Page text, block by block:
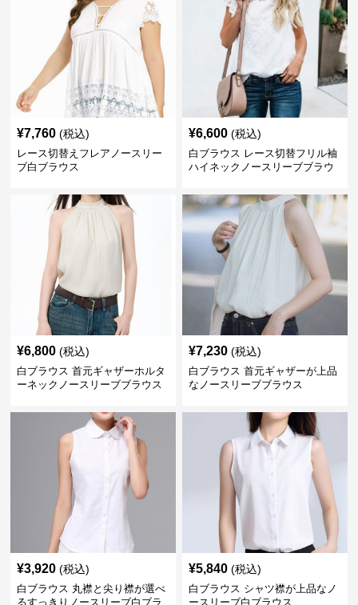
¥7,760 (税込)
レース切替えフレアノースリー
ブ白ブラウス
6,600 (税込)
白ブラウス レース切替フリル袖
ハイネックノースリーブブラウ
ス
6,800 (税込)
白ブラウス 首元ギャザーホルタ
ーネックノースリーブブラウス
7,230 (税込)
白ブラウス 首元ギャザーが上品
なノースリーブブラウス
3,920 (税込)
白ブラウス 丸襟と尖り襟が選べ
るすっきりノースリーブ白ブラ
ウス
5,840 (税込)
白ブラウス シャツ襟が上品なノ
ースリーブ白ブラウス